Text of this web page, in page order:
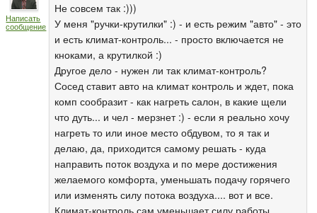
Написать
сообщение
Не совсем так :)))
У меня "ручки-крутилки" :) - и есть режим "авто" - это
и есть климат-контроль... - просто включается не
кноками, а крутилкой :)
Другое дело - нужен ли так климат-контроль?
Сосед ставит авто на климат контроль и ждет, пока
комп сообразит - как нагреть салон, в какие щели
что дуть... и чел - мерзнет :) - если я реально хочу
нагреть то или иное место обдувом, то я так и
делаю, да, приходится самому решать - куда
направить поток воздуха и по мере достижения
желаемого комфорта, уменьшать подачу горячего
или изменять силу потока воздуха.... вот и все.